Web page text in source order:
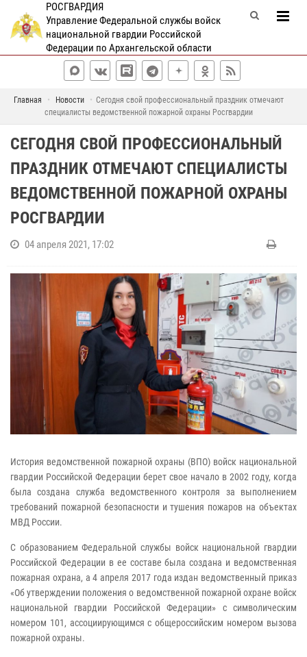
РОСГВАРДИЯ
Управление Федеральной службы войск
национальной гвардии Российской
Федерации по Архангельской области
Главная Новости
Сегодня свой профессиональный праздник отмечают
специалисты ведомственной пожарной охраны Росгвардии
СЕГОДНЯ СВОЙ ПРОФЕССИОНАЛЬНЫЙ
ПРАЗДНИК ОТМЕЧАЮТ СПЕЦИАЛИСТЫ
ВЕДОМСТВЕННОЙ ПОЖАРНОЙ ОХРАНЫ
РОСГВАРДИИ
04 апреля 2021, 17:02
История ведомственной пожарной охраны (ВПО) войск национальной
гвардии Российской Федерации берет свое начало в 2002 году, когда
была создана служба ведомственного контроля за выполнением
требований пожарной безопасности и тушения пожаров на объектах
МВД России.
С образованием Федеральной службы войск национальной гвардии
Российской Федерации в ее составе была создана и ведомственная
пожарная охрана, а 4 апреля 2017 года издан ведомственный приказ
«Об утверждении положения о ведомственной пожарной охране войск
национальной гвардии Российской Федерации» с символическим
номером 101, ассоциирующимся с общероссийским номером вызова
пожарной охраны.